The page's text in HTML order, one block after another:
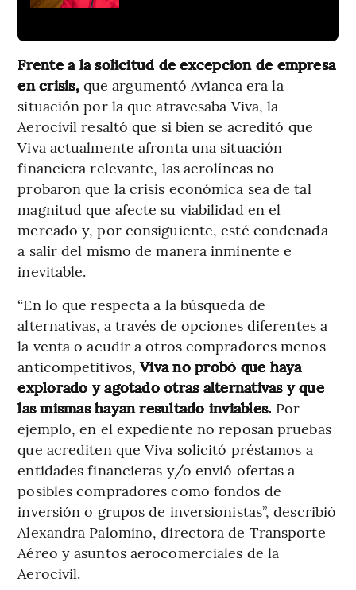
Frente a la solicitud de excepción de empresa
en crisis,que argumentó Avianca era la
situación por la que atravesaba Viva, la
Aerocivil resaltó que si bien se acreditó que
Viva actualmente afronta una situación
financiera relevante, las aerolíneas no
probaron que la crisis económica sea de tal
magnitud que afecte su viabilidad en el
mercado y, por consiguiente, esté condenada
a salir del mismo de manera inminente e
inevitable.
“En lo que respecta a la búsqueda de
alternativas, a través de opciones diferentes a
la venta o acudir a otros compradores menos
anticompetitivos,Viva no probó que haya
explorado y agotado otras alternativas y que
las mismas hayan resultado inviables. Por
ejemplo, en el expediente no reposan pruebas
que acrediten que Viva solicitó préstamos a
entidades financieras y/o envió ofertas a
posibles compradores como fondos de
inversión o grupos de inversionistas”, describió
Alexandra Palomino, directora de Transporte
Aéreo y asuntos aerocomerciales de la
Aerocivil.